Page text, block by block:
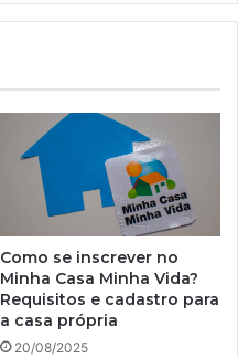
Como se inscrever no
Minha Casa Minha Vida?
Requisitos e cadastro para
a casa própria
20/08/2025